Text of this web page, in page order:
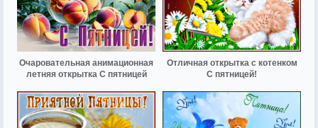
Очаровательная анимационная
летняя открытка С пятницей
Отличная открытка с котенком
С пятницей!